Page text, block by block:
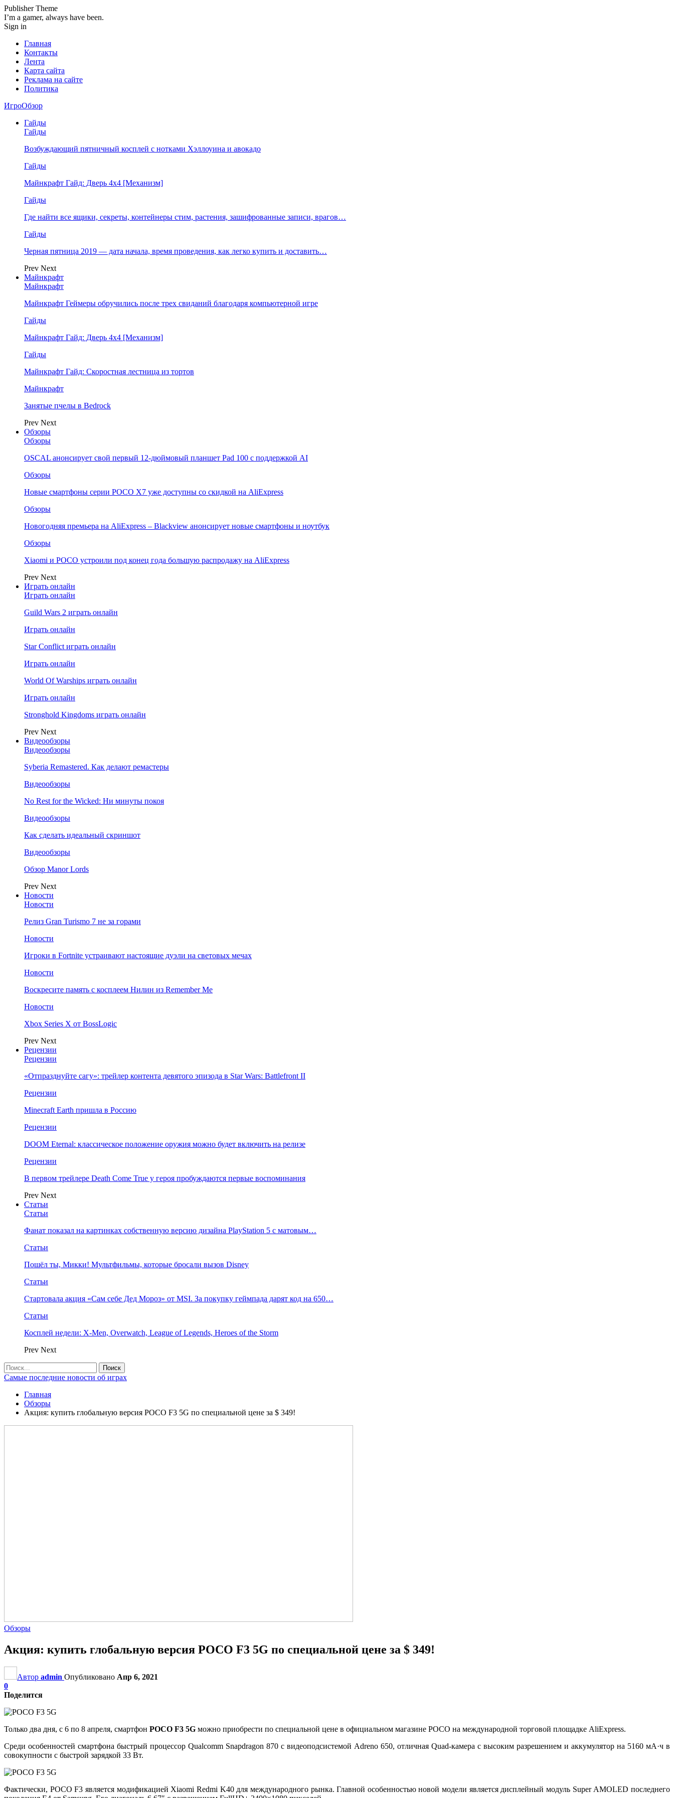
Publisher Theme
I’m a gamer, always have been.
Sign in
Главная
Контакты
Лента
Карта сайта
Реклама на сайте
Политика
ИгроОбзор
Гайды
Гайды
Возбуждающий пятничный косплей с нотками Хэллоуина и авокадо
Гайды
Майнкрафт Гайд: Дверь 4х4 [Механизм]
Гайды
Где найти все ящики, секреты, контейнеры стим, растения, зашифрованные записи, врагов…
Гайды
Черная пятница 2019 — дата начала, время проведения, как легко купить и доставить…
Prev Next
Майнкрафт
Майнкрафт
Майнкрафт Геймеры обручились после трех свиданий благодаря компьютерной игре
Гайды
Майнкрафт Гайд: Дверь 4х4 [Механизм]
Гайды
Майнкрафт Гайд: Скоростная лестница из тортов
Майнкрафт
Занятые пчелы в Bedrock
Prev Next
Обзоры
Обзоры
OSCAL анонсирует свой первый 12-дюймовый планшет Pad 100 с поддержкой AI
Обзоры
Новые смартфоны серии POCO X7 уже доступны со скидкой на AliExpress
Обзоры
Новогодняя премьера на AliExpress – Blackview анонсирует новые смартфоны и ноутбук
Обзоры
Xiaomi и POCO устроили под конец года большую распродажу на AliExpress
Prev Next
Играть онлайн
Играть онлайн
Guild Wars 2 играть онлайн
Играть онлайн
Star Conflict играть онлайн
Играть онлайн
World Of Warships играть онлайн
Играть онлайн
Stronghold Kingdoms играть онлайн
Prev Next
Видеообзоры
Видеообзоры
Syberia Remastered. Как делают ремастеры
Видеообзоры
No Rest for the Wicked: Ни минуты покоя
Видеообзоры
Как сделать идеальный скриншот
Видеообзоры
Обзор Manor Lords
Prev Next
Новости
Новости
Релиз Gran Turismo 7 не за горами
Новости
Игроки в Fortnite устраивают настоящие дуэли на световых мечах
Новости
Воскресите память с косплеем Нилин из Remember Me
Новости
Xbox Series X от BossLogic
Prev Next
Рецензии
Рецензии
«Отпразднуйте сагу»: трейлер контента девятого эпизода в Star Wars: Battlefront II
Рецензии
Minecraft Earth пришла в Россию
Рецензии
DOOM Eternal: классическое положение оружия можно будет включить на релизе
Рецензии
В первом трейлере Death Come True у героя пробуждаются первые воспоминания
Prev Next
Статьи
Статьи
Фанат показал на картинках собственную версию дизайна PlayStation 5 с матовым…
Статьи
Пошёл ты, Микки! Мультфильмы, которые бросали вызов Disney
Статьи
Стартовала акция «Сам себе Дед Мороз» от MSI. За покупку геймпада дарят код на 650…
Статьи
Косплей недели: X-Men, Overwatch, League of Legends, Heroes of the Storm
Prev Next
Самые последние новости об играх
Главная
Обзоры
Акция: купить глобальную версия POCO F3 5G по специальной цене за $ 349!
Обзоры
Акция: купить глобальную версия POCO F3 5G по специальной цене за $ 349!
Автор admin Опубликовано Апр 6, 2021
0
Поделится
Только два дня, с 6 по 8 апреля, смартфон POCO F3 5G можно приобрести по специальной цене в официальном магазине POCO на международной торговой площадке AliExpress.
Среди особенностей смартфона быстрый процессор Qualcomm Snapdragon 870 с видеоподсистемой Adreno 650, отличная Quad-камера с высоким разрешением и аккумулятор на 5160 мА·ч в
совокупности с быстрой зарядкой 33 Вт.
Фактически, POCO F3 является модификацией Xiaomi Redmi K40 для международного рынка. Главной особенностью новой модели является дисплейный модуль Super AMOLED последнего